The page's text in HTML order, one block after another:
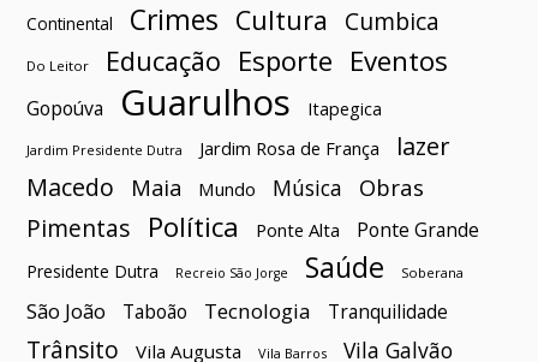
Continental Crimes Cultura Cumbica
Do Leitor Educação Esporte Eventos
Gopoúva Guarulhos Itapegica
Jardim Presidente Dutra Jardim Rosa de França
lazer
Macedo
Maia Mundo Música Obras
Pimentas Política Ponte Alta Ponte Grande
Presidente Dutra Recreio São Jorge Saúde Soberana
São João Taboão Tecnologia Tranquilidade
Trânsito Vila Augusta Vila Barros Vila Galvão